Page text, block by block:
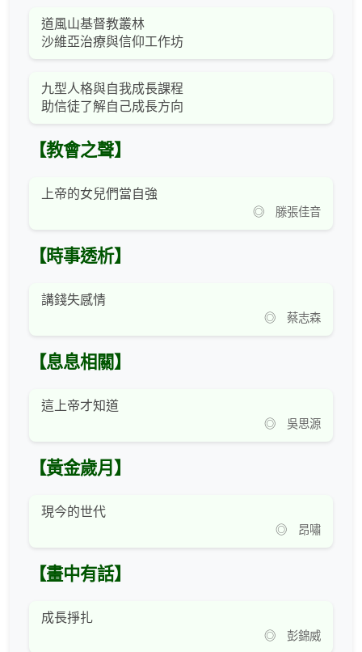
道風山基督教叢林
沙維亞治療與信仰工作坊
九型人格與自我成長課程
助信徒了解自己成長方向
【教會之聲】
上帝的女兒們當自強
◎ 滕張佳音
【時事透析】
講錢失感情
◎ 蔡志森
【息息相關】
這上帝才知道
◎ 吳思源
【黃金歲月】
現今的世代
◎ 昂嘯
【畫中有話】
成長掙扎
◎ 彭錦威